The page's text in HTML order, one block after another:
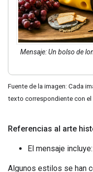
Mensaje: Un bolso de
Fuente de la imagen: Cada
texto correspondiente con el
Referencias al arte
El mensaje incluye:
Algunos estilos se han